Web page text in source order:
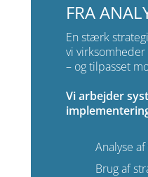
FRA
En stærk
vi
– og tilpasset
Vi arbejder
Analyse
Brug af